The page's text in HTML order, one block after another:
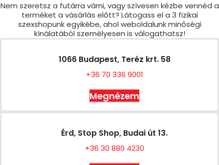
Nem szeretsz a futárra várni, vagy szívesen kézbe vennéd a
terméket a vásárlás előtt? Látogass el a 3 fizikai
szexshopunk egyikébe, ahol weboldalunk minőségi
kínálatából személyesen is válogathatsz!
1066 Budapest, Teréz krt. 58
+36 70 336 9001
Megnézem
Érd, Stop Shop, Budai út 13.
+36 30 880 4230